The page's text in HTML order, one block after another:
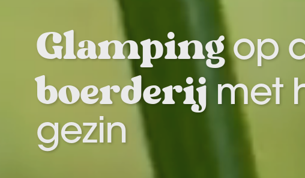
Glampingop
boerderij met
gezin